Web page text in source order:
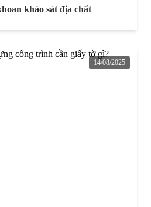
khảo sát địa chất
14/08/2025